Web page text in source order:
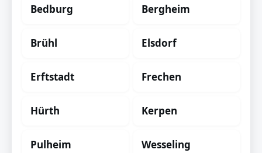
Bedburg Bergheim
Brühl Elsdorf
Erftstadt Frechen
Hürth Kerpen
Pulheim Wesseling